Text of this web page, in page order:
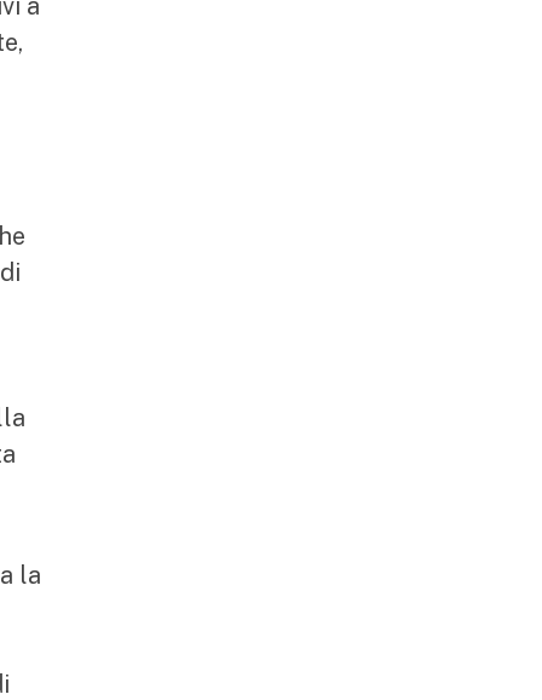
a
la